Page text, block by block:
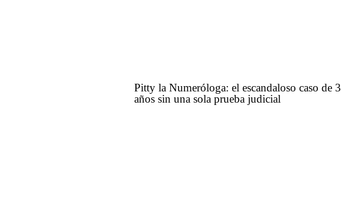
Pitty la Numeróloga: el escandaloso caso de 3
años sin una sola prueba judicial